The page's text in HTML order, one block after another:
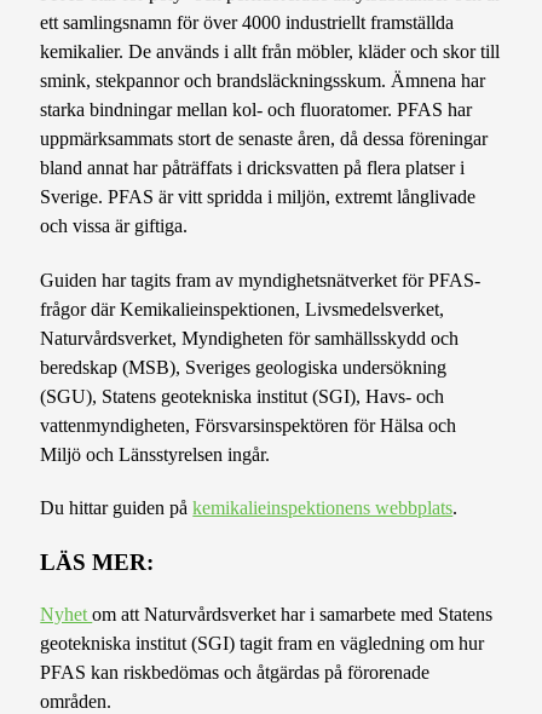
ett samlingsnamn för över 4000 industriellt framställda
kemikalier. De används i allt från möbler, kläder och skor till
smink, stekpannor och brandsläckningsskum. Ämnena har
starka bindningar mellan kol- och fluoratomer. PFAS har
uppmärksammats stort de senaste åren, då dessa föreningar
bland annat har påträffats i dricksvatten på flera platser i
Sverige. PFAS är vitt spridda i miljön, extremt långlivade
och vissa är giftiga.
Guiden har tagits fram av myndighetsnätverket för PFAS-
frågor där Kemikalieinspektionen, Livsmedelsverket,
Naturvårdsverket, Myndigheten för samhällsskydd och
beredskap (MSB), Sveriges geologiska undersökning
(SGU), Statens geotekniska institut (SGI), Havs- och
vattenmyndigheten, Försvarsinspektören för Hälsa och
Miljö och Länsstyrelsen ingår.
Du hittar guiden påkemikalieinspektionens webbplats.
LÄS MER:
Nyhetom att Naturvårdsverket har i samarbete med Statens
geotekniska institut (SGI) tagit fram en vägledning om hur
PFAS kan riskbedömas och åtgärdas på förorenade
områden.